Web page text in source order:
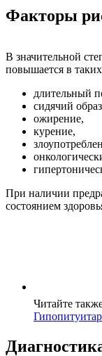
Факторы
В значительной
повышается в
длительный
сидячий
ожирение,
курение,
При наличии
состоянием
Читайте